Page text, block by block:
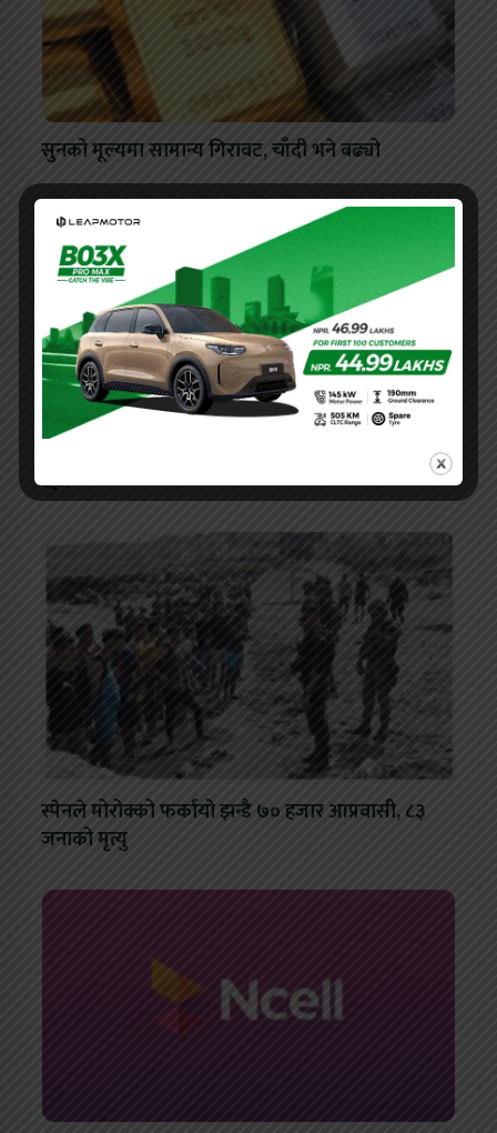
सुनको मूल्यमा सामान्य गिरावट, चाँदी भने बढ्यो
माफी मागेकाले फिफा अध्यक्ष पदमा इन्फान्टिनो यथावत
रहने
स्पेनले मोरोक्को फर्कायो झन्डै ७० हजार आप्रवासी, ८३
जनाको मृत्यु